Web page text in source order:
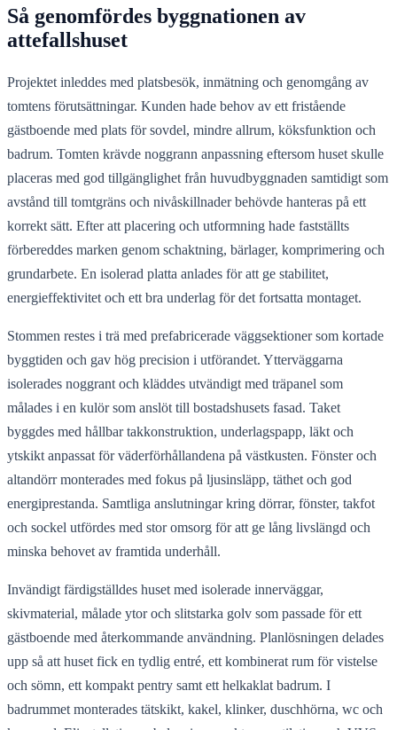
Så genomfördes byggnationen av
attefallshuset
Projektet inleddes med platsbesök, inmätning och genomgång av
tomtens förutsättningar. Kunden hade behov av ett fristående
gästboende med plats för sovdel, mindre allrum, köksfunktion och
badrum. Tomten krävde noggrann anpassning eftersom huset skulle
placeras med god tillgänglighet från huvudbyggnaden samtidigt som
avstånd till tomtgräns och nivåskillnader behövde hanteras på ett
korrekt sätt. Efter att placering och utformning hade fastställts
förbereddes marken genom schaktning, bärlager, komprimering och
grundarbete. En isolerad platta anlades för att ge stabilitet,
energieffektivitet och ett bra underlag för det fortsatta montaget.
Stommen restes i trä med prefabricerade väggsektioner som kortade
byggtiden och gav hög precision i utförandet. Ytterväggarna
isolerades noggrant och kläddes utvändigt med träpanel som
målades i en kulör som anslöt till bostadshusets fasad. Taket
byggdes med hållbar takkonstruktion, underlagspapp, läkt och
ytskikt anpassat för väderförhållandena på västkusten. Fönster och
altandörr monterades med fokus på ljusinsläpp, täthet och god
energiprestanda. Samtliga anslutningar kring dörrar, fönster, takfot
och sockel utfördes med stor omsorg för att ge lång livslängd och
minska behovet av framtida underhåll.
Invändigt färdigställdes huset med isolerade innerväggar,
skivmaterial, målade ytor och slitstarka golv som passade för ett
gästboende med återkommande användning. Planlösningen delades
upp så att huset fick en tydlig entré, ett kombinerat rum för vistelse
och sömn, ett kompakt pentry samt ett helkaklat badrum. I
badrummet monterades tätskikt, kakel, klinker, duschhörna, wc och